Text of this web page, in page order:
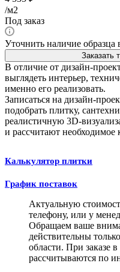
/м2
Под заказ
Уточнить наличие образца
Заказать
В отличие от дизайн-
выглядеть интерьер,
именно его реализовать.
Записаться на дизайн-
подобрать плитку,
реалистичную 3D-
и рассчитают необходимое
Калькулятор плитки
График поставок
Актуальную
телефону, или у
Обращаем ваше
действительны
области. При заказе
рассчитываются по